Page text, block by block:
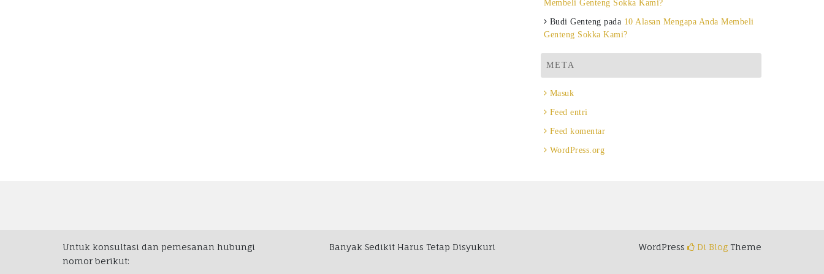
Membeli Genteng Sokka Kami?
Budi Genteng pada 10 Alasan Mengapa Anda Membeli
Genteng Sokka Kami?
META
Masuk
Feed entri
Feed komentar
WordPress.org
Untuk konsultasi dan pemesanan hubungi
nomor berikut:
Banyak Sedikit Harus Tetap Disyukuri WordPress Di Blog Theme